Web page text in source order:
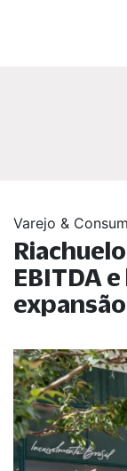
Varejo &
EBITDA
expansão